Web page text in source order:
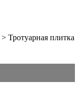
> Тротуарная плитка